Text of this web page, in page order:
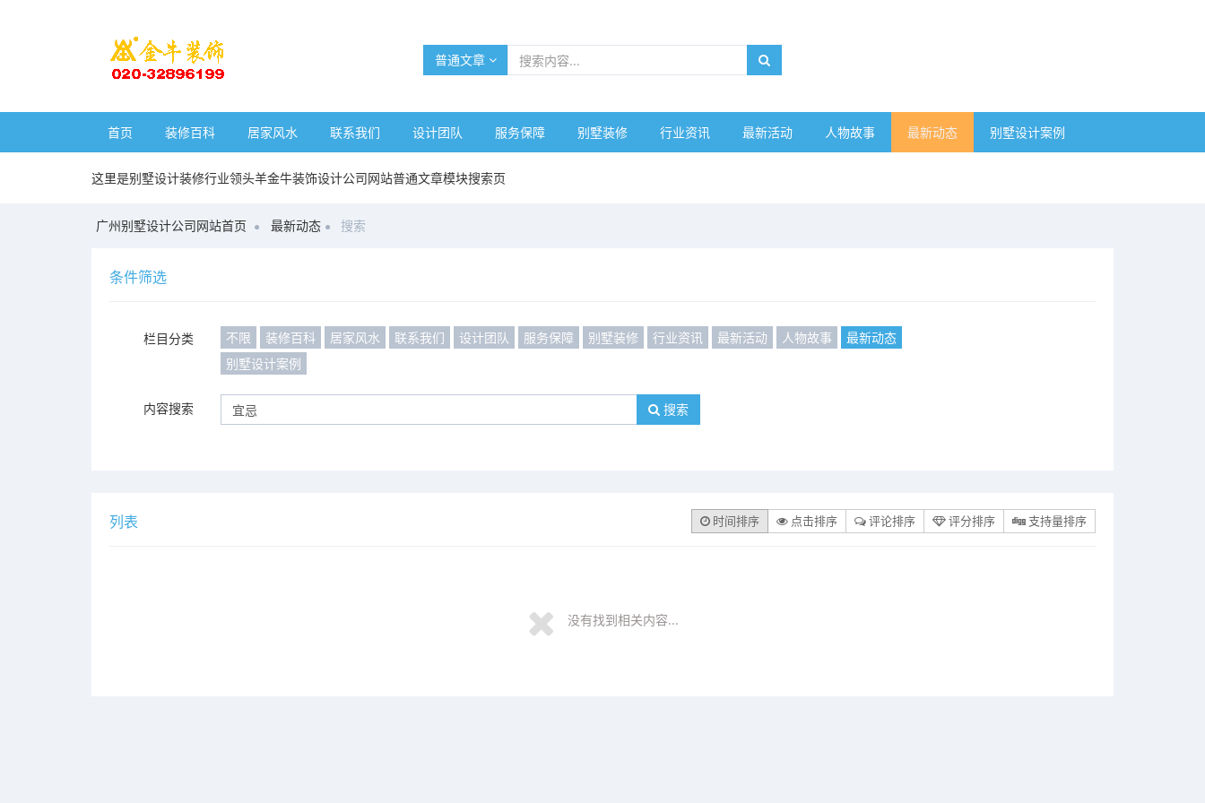
普通文章
首页 装修百科 居家风水 联系我们 设计团队 服务保障 别墅装修 行业资讯 最新活动 人物故事 最新动态 别墅设计案例
这里是别墅设计装修行业领头羊金牛装饰设计公司网站普通文章模块搜索页
广州别墅设计公司网站首页 最新动态 搜索
条件筛选
栏目分类 不限 装修百科 居家风水 联系我们 设计团队 服务保障 别墅装修 行业资讯 最新活动 人物故事
最新动态
别墅设计案例
内容搜索 搜索
列表 时间排序 点击排序 评论排序 评分排序 支持量排序
没有找到相关内容...